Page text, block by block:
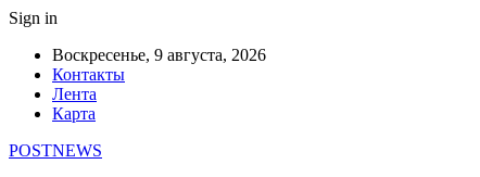
Sign in
Воскресенье, 9 августа, 2026
Контакты
Лента
Карта
POSTNEWS